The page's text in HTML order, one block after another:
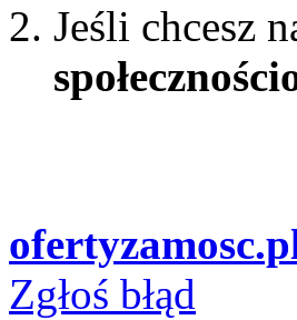
Jeśli chcesz
Zgłoś błąd